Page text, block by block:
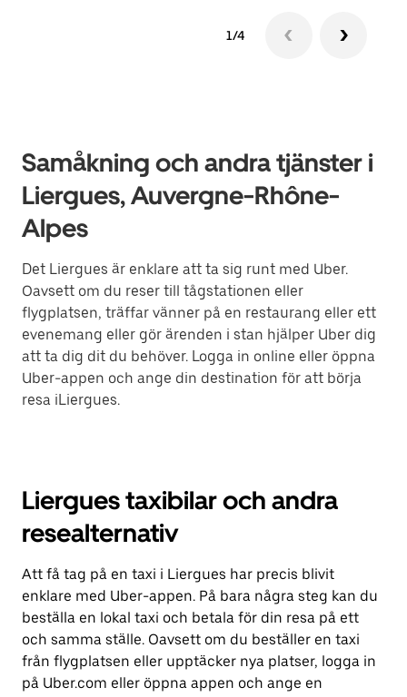
1/4
Samåkning och andra tjänster i
Liergues, Auvergne-Rhône-
Alpes
Det Liergues är enklare att ta sig runt med Uber.
Oavsett om du reser till tågstationen eller
flygplatsen, träffar vänner på en restaurang eller ett
evenemang eller gör ärenden i stan hjälper Uber dig
att ta dig dit du behöver. Logga in online eller öppna
Uber-appen och ange din destination för att börja
resa iLiergues.
Liergues taxibilar och andra
resealternativ
Att få tag på en taxi i Liergues har precis blivit
enklare med Uber-appen. På bara några steg kan du
beställa en lokal taxi och betala för din resa på ett
och samma ställe. Oavsett om du beställer en taxi
från flygplatsen eller upptäcker nya platser, logga in
på Uber.com eller öppna appen och ange en